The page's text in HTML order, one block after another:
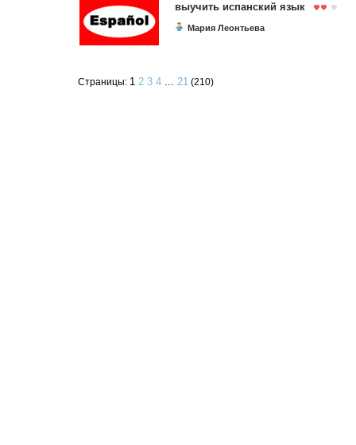
выучить испанский язык
Мария Леонтьева
Страницы: 1 2 3 4 ... 21 (210)